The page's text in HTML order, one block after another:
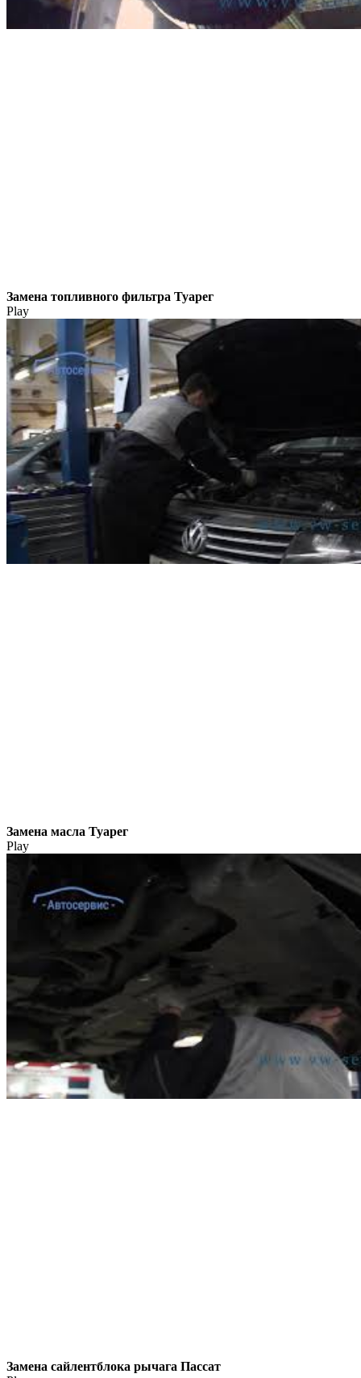
Замена топливного фильтра Туарег
Play
Замена масла Туарег
Play
Замена сайлентблока рычага Пассат